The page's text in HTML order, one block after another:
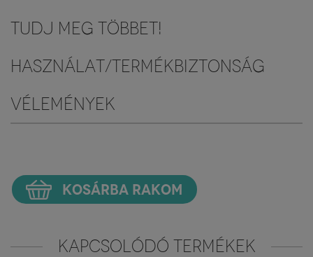
Tudj meg többet!
Használat/Termékbiztonság
Vélemények
KOSÁRBA RAKOM
KAPCSOLÓDÓ TERMÉKEK